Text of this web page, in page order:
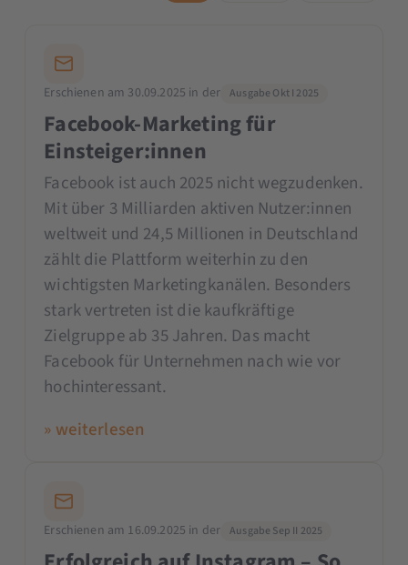
Erschienen am 30.09.2025 in der Ausgabe Okt I 2025
Facebook-Marketing für
Einsteiger:innen
Facebook ist auch 2025 nicht wegzudenken.
Mit über 3 Milliarden aktiven Nutzer:innen
weltweit und 24,5 Millionen in Deutschland
zählt die Plattform weiterhin zu den
wichtigsten Marketingkanälen. Besonders
stark vertreten ist die kaufkräftige
Zielgruppe ab 35 Jahren. Das macht
Facebook für Unternehmen nach wie vor
hochinteressant.
» weiterlesen
Erschienen am 16.09.2025 in der Ausgabe Sep II 2025